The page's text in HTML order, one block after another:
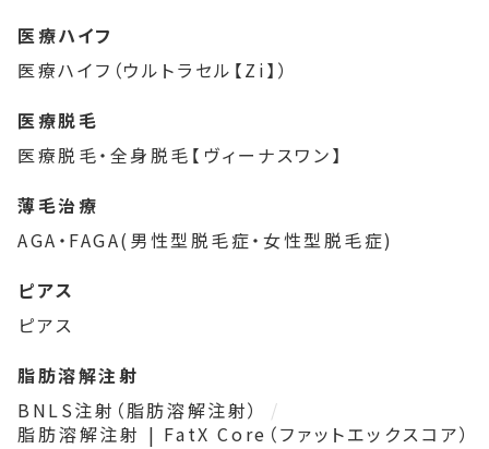
医療ハイフ
医療ハイフ（ウルトラセル【Zi】）
医療脱毛
医療脱毛・全身脱毛【ヴィーナスワン】
薄毛治療
AGA・FAGA(男性型脱毛症・女性型脱毛症)
ピアス
ピアス
脂肪溶解注射
BNLS注射（脂肪溶解注射）
脂肪溶解注射 | FatX Core（ファットエックスコア）